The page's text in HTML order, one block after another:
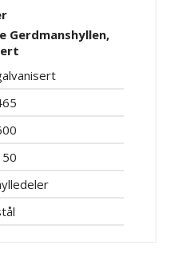
Gerdmanshyllen,